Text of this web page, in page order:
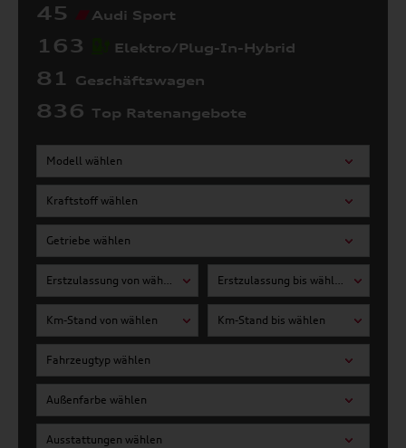
45 Audi Sport
163 Elektro/Plug-In-Hybrid
81 Geschäftswagen
836 Top Ratenangebote
Modell wählen
Kraftstoff wählen
Getriebe wählen
Erstzulassung von wählen Erstzulassung bis wählen
Km-Stand von wählen Km-Stand bis wählen
Fahrzeugtyp wählen
Außenfarbe wählen
Ausstattungen wählen